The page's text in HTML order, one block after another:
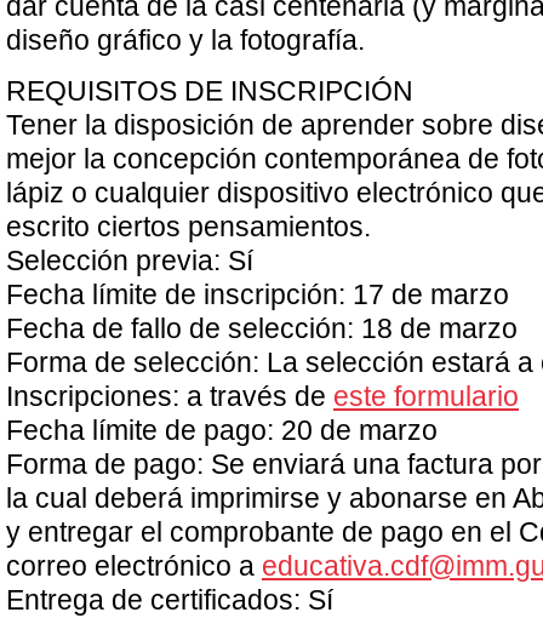
dar cuenta de la casi centenaria (y
diseño gráfico y la fotografía.
REQUISITOS DE INSCRIPCIÓN
Tener la disposición de aprender sobre
mejor la concepción contemporánea de
lápiz o cualquier dispositivo electrónico
escrito ciertos pensamientos.
Selección previa: Sí
Fecha límite de inscripción: 17 de marzo
Fecha de fallo de selección: 18 de marzo
Forma de selección: La selección estará a
Inscripciones: a través de este formulario
Fecha límite de pago: 20 de marzo
Forma de pago: Se enviará una factura
la cual deberá imprimirse y abonarse en
y entregar el comprobante de pago en el
correo electrónico a
Entrega de certificados: Sí